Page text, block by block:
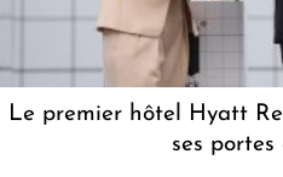
Le premier hôtel Hyatt
ses